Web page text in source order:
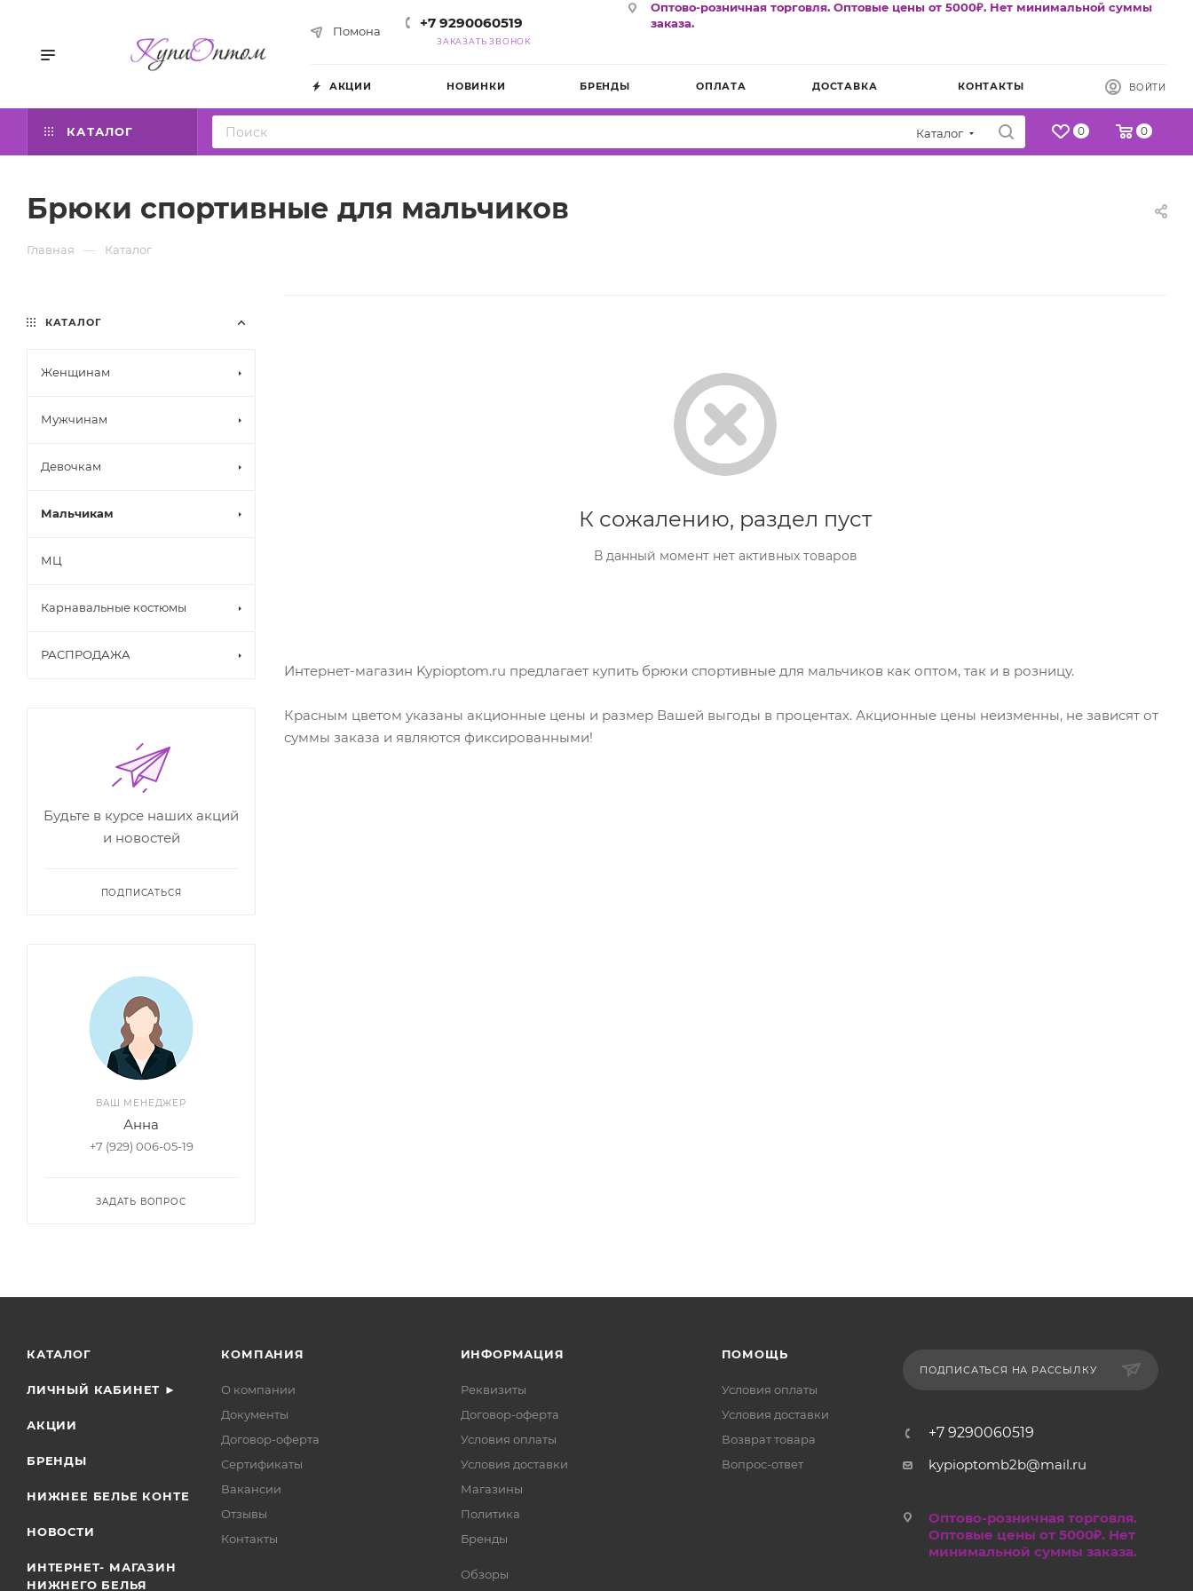
Помона +7 9290060519
ЗАКАЗАТЬ ЗВОНОК
Оптово-розничная торговля. Оптовые цены от 5000₽. Нет минимальной суммы
заказа.
АКЦИИ НОВИНКИ БРЕНДЫ ОПЛАТА ДОСТАВКА КОНТАКТЫ ВОЙТИ
КАТАЛОГ Каталог 0 0
Брюки спортивные для мальчиков
Главная — Каталог
К сожалению, раздел пуст
В данный момент нет активных товаров
Интернет-магазин Kypioptom.ru предлагает купить брюки спортивные для мальчиков как оптом, так и в розницу.
Красным цветом указаны акционные цены и размер Вашей выгоды в процентах. Акционные цены неизменны, не зависят от
суммы заказа и являются фиксированными!
КАТАЛОГ
Женщинам
Мужчинам
Девочкам
Мальчикам
МЦ
Карнавальные костюмы
РАСПРОДАЖА
Будьте в курсе наших акций
и новостей
ПОДПИСАТЬСЯ
ВАШ МЕНЕДЖЕР
Анна
+7 (929) 006-05-19
ЗАДАТЬ ВОПРОС
КАТАЛОГ
ЛИЧНЫЙ КАБИНЕТ ►
АКЦИИ
БРЕНДЫ
НИЖНЕЕ БЕЛЬЕ КОНТЕ
НОВОСТИ
ИНТЕРНЕТ- МАГАЗИН
НИЖНЕГО БЕЛЬЯ
КОМПАНИЯ
О компании
Документы
Договор-оферта
Сертификаты
Вакансии
Отзывы
Контакты
ИНФОРМАЦИЯ
Реквизиты
Договор-оферта
Условия оплаты
Условия доставки
Магазины
Политика
Бренды
Обзоры
ПОМОЩЬ
Условия оплаты
Условия доставки
Возврат товара
Вопрос-ответ
ПОДПИСАТЬСЯ НА РАССЫЛКУ
+7 9290060519
kypioptomb2b@mail.ru
Оптово-розничная торговля.
Оптовые цены от 5000₽. Нет
минимальной суммы заказа.